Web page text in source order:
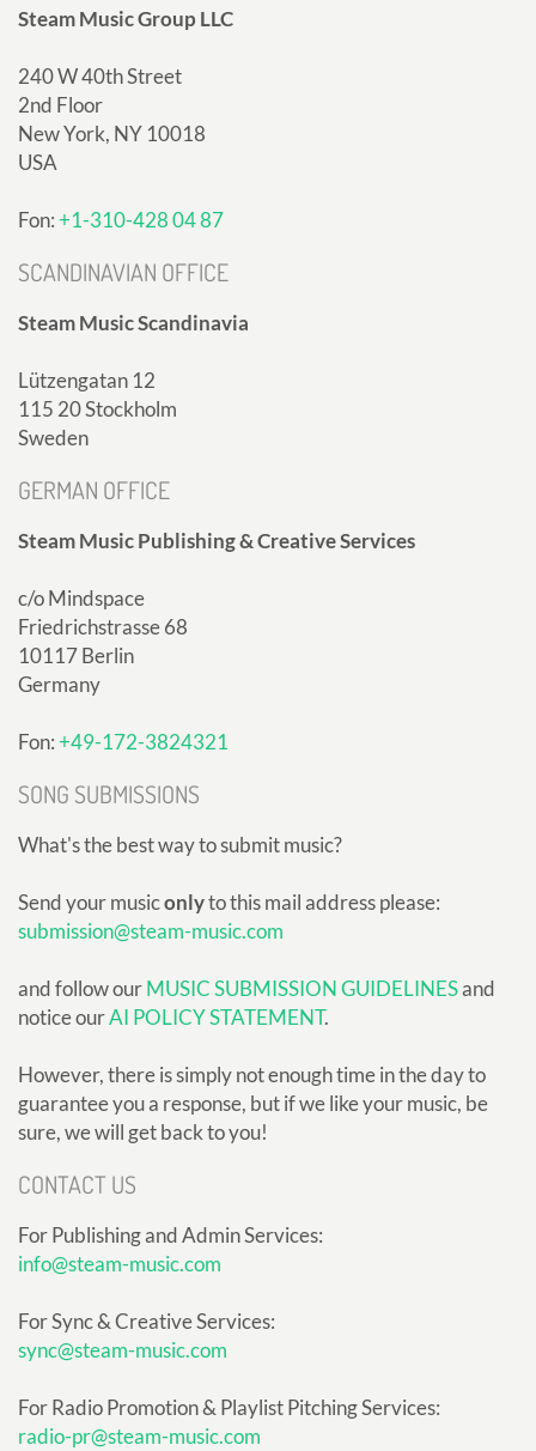
Steam Music Group LLC
240 W 40th Street
2nd Floor
New York, NY 10018
USA
Fon:+1-310-428 04 87
SCANDINAVIAN OFFICE
Steam Music Scandinavia
Lützengatan 12
115 20 Stockholm
Sweden
GERMAN OFFICE
Steam Music Publishing & Creative Services
c/o Mindspace
Friedrichstrasse 68
10117 Berlin
Germany
Fon:+49-172-3824321
SONG SUBMISSIONS
What's the best way to submit music?
Send your musiconlyto this mail address please:
submission@steam-music.com
and follow ourMUSIC SUBMISSION GUIDELINESand
notice ourAI POLICY STATEMENT.
However, there is simply not enough time in the day to
guarantee you a response, but if we like your music, be
sure, we will get back to you!
CONTACT US
For Publishing and Admin Services:
info@steam-music.com
For Sync & Creative Services:
sync@steam-music.com
For Radio Promotion & Playlist Pitching Services:
radio-pr@steam-music.com